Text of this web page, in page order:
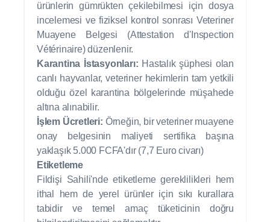
ürünlerin gümrükten çekilebilmesi için dosya
incelemesi ve fiziksel kontrol sonrası Veteriner
Muayene Belgesi (Attestation d'Inspection
Vétérinaire) düzenlenir.
Karantina İstasyonları: Hastalık şüphesi olan
canlı hayvanlar, veteriner hekimlerin tam yetkili
olduğu özel karantina bölgelerinde müşahede
altına alınabilir.
İşlem Ücretleri: Örneğin, bir veteriner muayene
onay belgesinin maliyeti sertifika başına
yaklaşık 5.000 FCFA'dır (7,7 Euro civarı)
Etiketleme
Fildişi Sahili'nde etiketleme gereklilikleri hem
ithal hem de yerel ürünler için sıkı kurallara
tabidir ve temel amaç tüketicinin doğru